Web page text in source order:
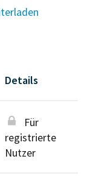
Details
Für
registrierte
Nutzer